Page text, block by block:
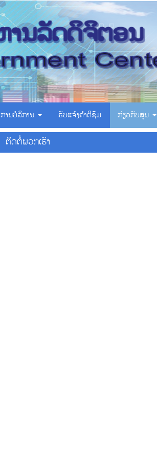
ການບໍລິການ ຮັບແຈ້ງຄຳຕິຊົມ ກ່ຽວກັບສູນ
ຕິດຕໍ່ພວກເຮົາ